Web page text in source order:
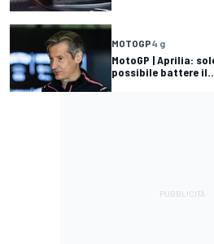
MOTOGP4 g
MotoGP | Aprilia:
possibile battere